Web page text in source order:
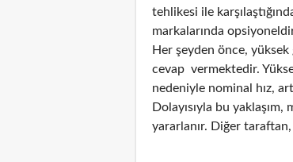
tehlikesi ile
markalarında
Her şeyden önce,
cevap vermektedir.
nedeniyle nominal hız,
Dolayısıyla bu
yararlanır. Diğer